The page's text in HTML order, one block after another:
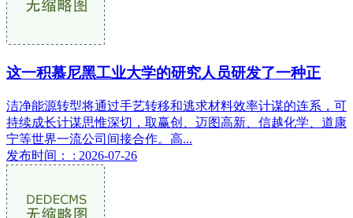
这一积慕尼黑工业大学的研究人员研发了一种正
洁净能源转型将通过手艺转移和逃求材料效率计谋的连系，可
持续成长计谋思惟深切，取赢创、迈图高新、信越化学、道康
宁等世界一流公司间接合作。高...
发布时间： : 2026-07-26